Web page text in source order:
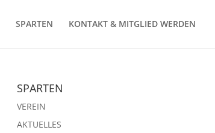
SPARTEN KONTAKT & MITGLIED WERDEN
SPARTEN
VEREIN
AKTUELLES